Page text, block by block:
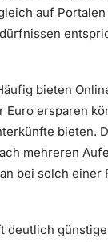
auf Portalen
bieten
Euro ersparen
bieten.
mehreren
bei solch
deutlich